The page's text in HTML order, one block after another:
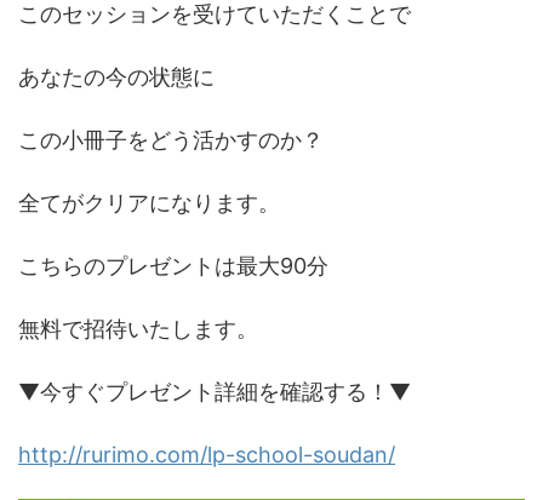
このセッションを受けていただくことで
あなたの今の状態に
この小冊子をどう活かすのか？
全てがクリアになります。
こちらのプレゼントは最大90分
無料で招待いたします。
▼今すぐプレゼント詳細を確認する！▼
http://rurimo.com/lp-school-soudan/